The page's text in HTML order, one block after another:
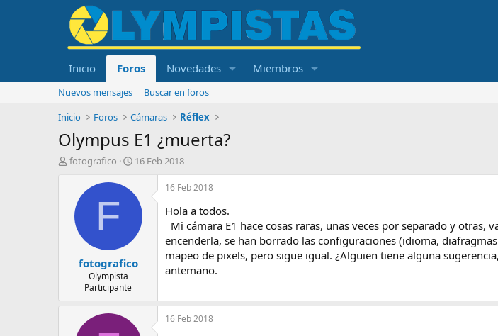
Inicio Foros Novedades Miembros
Nuevos mensajes
Buscar en foros
Inicio
Foros Cámaras Réflex
Olympus E1 ¿muerta?
I
l
fotografico
F
h
e
n
i
16 Feb 2018
F
fotografico
Olympista
Participante
16 Feb 2018
Hola a todos.
Mi cámara E1 hace cosas raras, unas veces por separado y otras,
encenderla, se han borrado las configuraciones (idioma,
mapeo de pixels, pero sigue igual. ¿Alguien tiene alguna
antemano.
16 Feb 2018